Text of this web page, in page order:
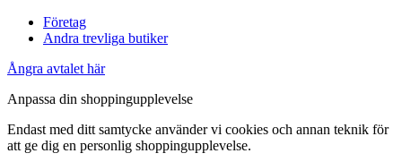
Företag
Andra trevliga butiker
Ångra avtalet här
Anpassa din shoppingupplevelse
Endast med ditt samtycke använder vi cookies och annan teknik för
att ge dig en personlig shoppingupplevelse.